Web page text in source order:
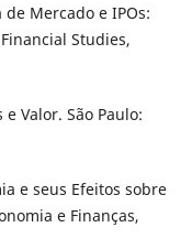
de Mercado e IPOs:
Studies,
e Valor. São Paulo:
e seus Efeitos sobre
e Finanças,